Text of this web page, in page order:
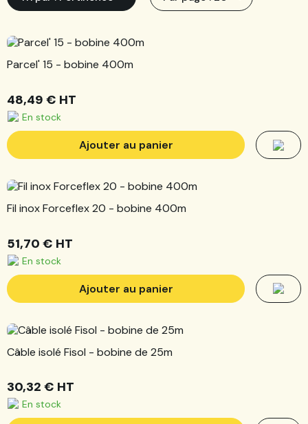
Parcel' 15 - bobine 400m
48,49 € HT
En stock
Ajouter au panier
Fil inox Forceflex 20 - bobine 400m
51,70 € HT
En stock
Ajouter au panier
Câble isolé Fisol - bobine de 25m
30,32 € HT
En stock